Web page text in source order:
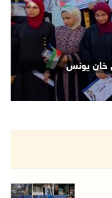
...
...
د ...
في ت ...
خان يونس